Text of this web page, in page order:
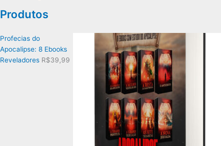
Produtos
Profecias do
Apocalipse: 8 Ebooks
Reveladores R$39,99